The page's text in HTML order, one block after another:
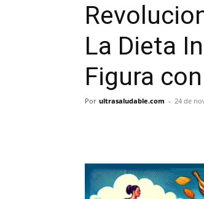
La Dieta
Figura
Por ultrasaludable.com - 24 de